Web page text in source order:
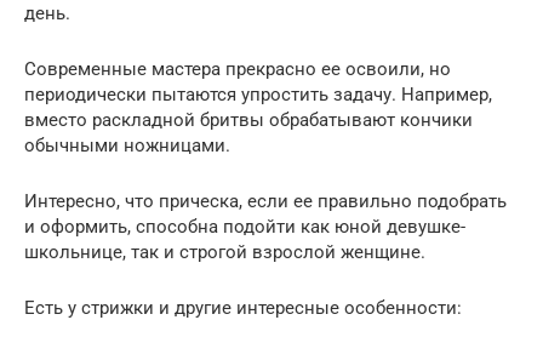
день.
Современные мастера прекрасно ее освоили, но
периодически пытаются упростить задачу. Например,
вместо раскладной бритвы обрабатывают кончики
обычными ножницами.
Интересно, что прическа, если ее правильно подобрать
и оформить, способна подойти как юной девушке-
школьнице, так и строгой взрослой женщине.
Есть у стрижки и другие интересные особенности: